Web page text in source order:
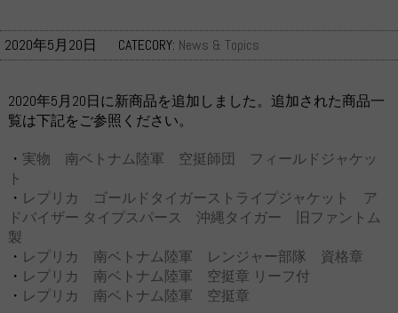
2020年5月20日 CATECORY: News & Topics
2020年5月20日に新商品を追加しました。追加された商品一
覧は下記をご参照ください。
・ 実物 南ベトナム陸軍 空挺師団 フィールドジャケッ
ト
・ レプリカ ゴールドタイガーストライプジャケット ア
ドバイザー タイプスパース 沖縄タイガー 旧ファントム
製
・ レプリカ 南ベトナム陸軍 レンジャー部隊 資格章
・ レプリカ 南ベトナム陸軍 空挺章 リーフ付
・ レプリカ 南ベトナム陸軍 空挺章